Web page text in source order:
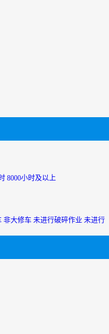
8000小时及以上
非大修车 未进行破碎作业 未进行